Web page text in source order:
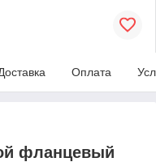
Оплата
фланцевый